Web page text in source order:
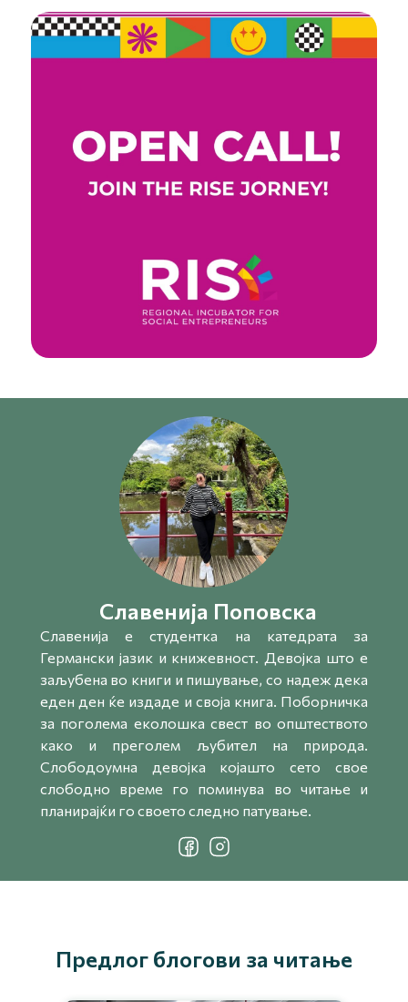
Славенија Поповска
Славенија e студентка на катедрата за
Германски јазик и книжевност. Девојка што е
заљубена во книги и пишување, со надеж дека
еден ден ќе издаде и своја книга. Поборничка
за поголема еколошка свест во општеството
како и преголем љубител на природа.
Слободоумна девојка којашто сето свое
слободно време го поминува во читање и
планирајќи го своето следно патување.
Предлог блогови за читање